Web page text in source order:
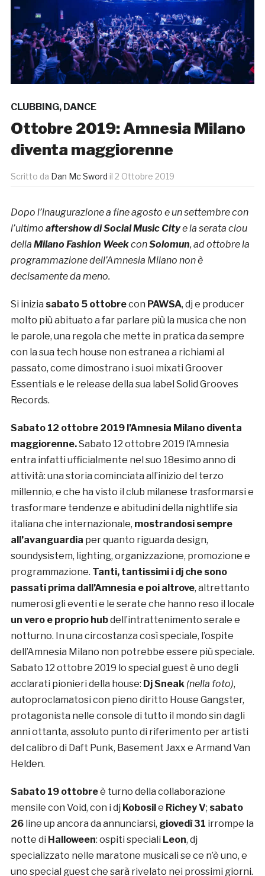
CLUBBING, DANCE
Ottobre 2019: Amnesia Milano
diventa maggiorenne
Scritto da Dan Mc Sword il 2 Ottobre 2019
Dopo l’inaugurazione a fine agosto e un settembre con
l’ultimo aftershow di Social Music Citye la serata clou
della Milano Fashion WeekconSolomun, ad ottobre la
programmazione dell’Amnesia Milano non è
decisamente da meno.
Si inizia sabato 5 ottobrecon PAWSA, dj e producer
molto più abituato a far parlare più la musica che non
le parole, una regola che mette in pratica da sempre
con la sua tech house non estranea a richiami al
passato, come dimostrano i suoi mixati Groover
Essentials e le release della sua label Solid Grooves
Records.
Sabato 12 ottobre 2019 l’Amnesia Milano diventa
maggiorenne.Sabato 12 ottobre 2019 l’Amnesia
entra infatti ufficialmente nel suo 18esimo anno di
attività: una storia cominciata all’inizio del terzo
millennio, e che ha visto il club milanese trasformarsi e
trasformare tendenze e abitudini della nightlife sia
italiana che internazionale, mostrandosi sempre
all’avanguardia per quanto riguarda design,
soundysistem, lighting, organizzazione, promozione e
programmazione. Tanti, tantissimi i dj che sono
passati prima dall’Amnesia e poi altrove, altrettanto
numerosi gli eventi e le serate che hanno reso il locale
un vero e proprio hubdell’intrattenimento serale e
notturno. In una circostanza così speciale, l’ospite
dell’Amnesia Milano non potrebbe essere più speciale.
Sabato 12 ottobre 2019 lo special guest è uno degli
acclarati pionieri della house: Dj Sneak (nella foto),
autoproclamatosi con pieno diritto House Gangster,
protagonista nelle console di tutto il mondo sin dagli
anni ottanta, assoluto punto di riferimento per artisti
del calibro di Daft Punk, Basement Jaxx e Armand Van
Helden.
Sabato 19 ottobreè turno della collaborazione
mensile con Void, con i dj Kobosil e Richey V; sabato
26line up ancora da annunciarsi, giovedì 31 irrompe la
notte di Halloween: ospiti speciali Leon, dj
specializzato nelle maratone musicali se ce n’è uno, e
uno special guest che sarà rivelato nei prossimi giorni.